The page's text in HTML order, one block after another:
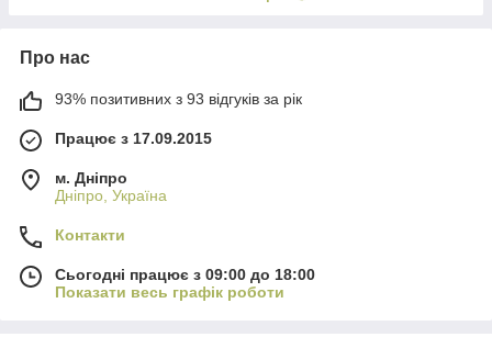
Про нас
93% позитивних з 93 відгуків за рік
Працює з 17.09.2015
м. Дніпро
Дніпро, Україна
Контакти
Сьогодні працює з 09:00 до 18:00
Показати весь графік роботи